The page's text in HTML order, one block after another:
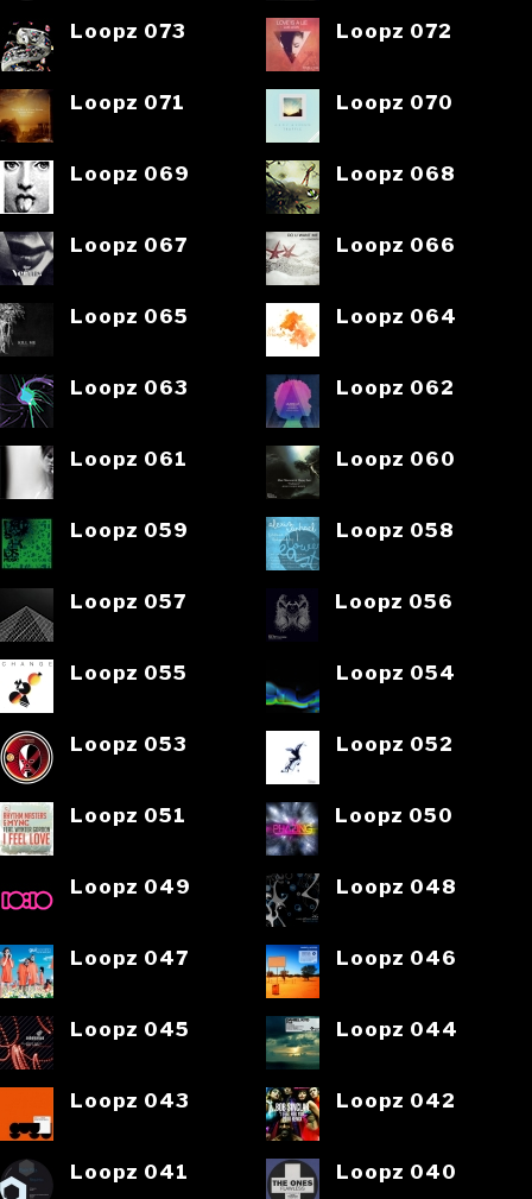
Loopz 073 Loopz 072
Loopz 071 Loopz 070
Loopz 069 Loopz 068
Loopz 067 Loopz 066
Loopz 065 Loopz 064
Loopz 063 Loopz 062
Loopz 061 Loopz 060
Loopz 059 Loopz 058
Loopz 057 Loopz 056
Loopz 055 Loopz 054
Loopz 053 Loopz 052
Loopz 051 Loopz 050
Loopz 049 Loopz 048
Loopz 047 Loopz 046
Loopz 045 Loopz 044
Loopz 043 Loopz 042
Loopz 041 Loopz 040